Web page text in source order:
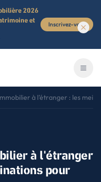
2026
et
Inscrivez-vous
à l'étranger : les
à l'étranger
pour